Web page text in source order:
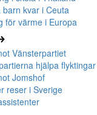
barn kvar i Ceuta
för värme i Europa
Vänsterpartiet
hjälpa flyktingar
Jomshof
reser i Sverige